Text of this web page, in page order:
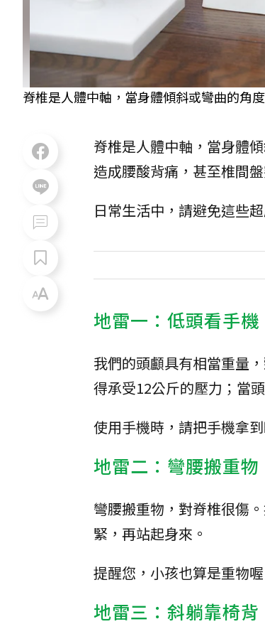
脊椎是人體中軸，當身體傾斜或彎曲的角
脊椎是人體中軸，當身體
造成腰酸背痛，甚至椎間
日常生活中，請避免這些
地雷一：低頭看手機
我們的頭顱具有相當重量
得承受12公斤的壓力；當
使用手機時，請把手機拿
地雷二：彎腰搬重物
彎腰搬重物，對脊椎很傷
緊，再站起身來。
提醒您，小孩也算是重物喔
地雷三：斜躺靠椅背